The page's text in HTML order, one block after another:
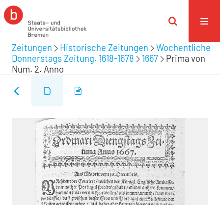
Zeitungen Historische Zeitungen
Wochentliche
Donnerstags Zeitung. 1618-1678
1667
Prima von
Num. 2. Anno